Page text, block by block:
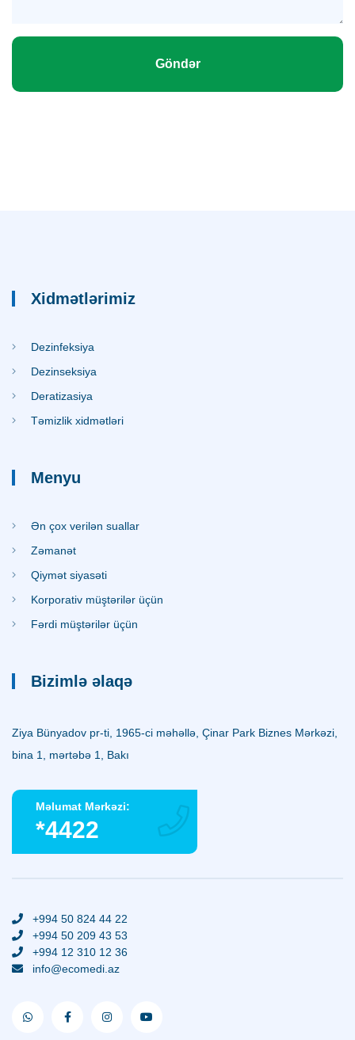
Göndər
Xidmətlərimiz
Dezinfeksiya
Dezinseksiya
Deratizasiya
Təmizlik xidmətləri
Menyu
Ən çox verilən suallar
Zəmanət
Qiymət siyasəti
Korporativ müştərilər üçün
Fərdi müştərilər üçün
Bizimlə əlaqə
Ziya Bünyadov pr-ti, 1965-ci məhəllə, Çinar Park Biznes Mərkəzi,
bina 1, mərtəbə 1, Bakı
Məlumat Mərkəzi:
*4422
+994 50 824 44 22
+994 50 209 43 53
+994 12 310 12 36
info@ecomedi.az